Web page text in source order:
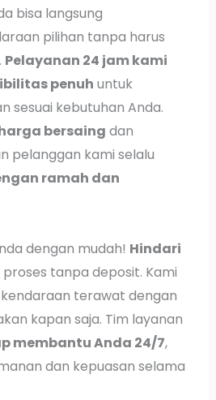
bisa langsung
pilihan tanpa harus
Pelayanan 24 jam kami
penuh untuk
sesuai kebutuhan Anda.
bersaing dan
pelanggan kami selalu
ramah dan
dengan mudah! Hindari
tanpa deposit. Kami
terawat dengan
kapan saja. Tim layanan
membantu Anda 24/7,
dan kepuasan selama